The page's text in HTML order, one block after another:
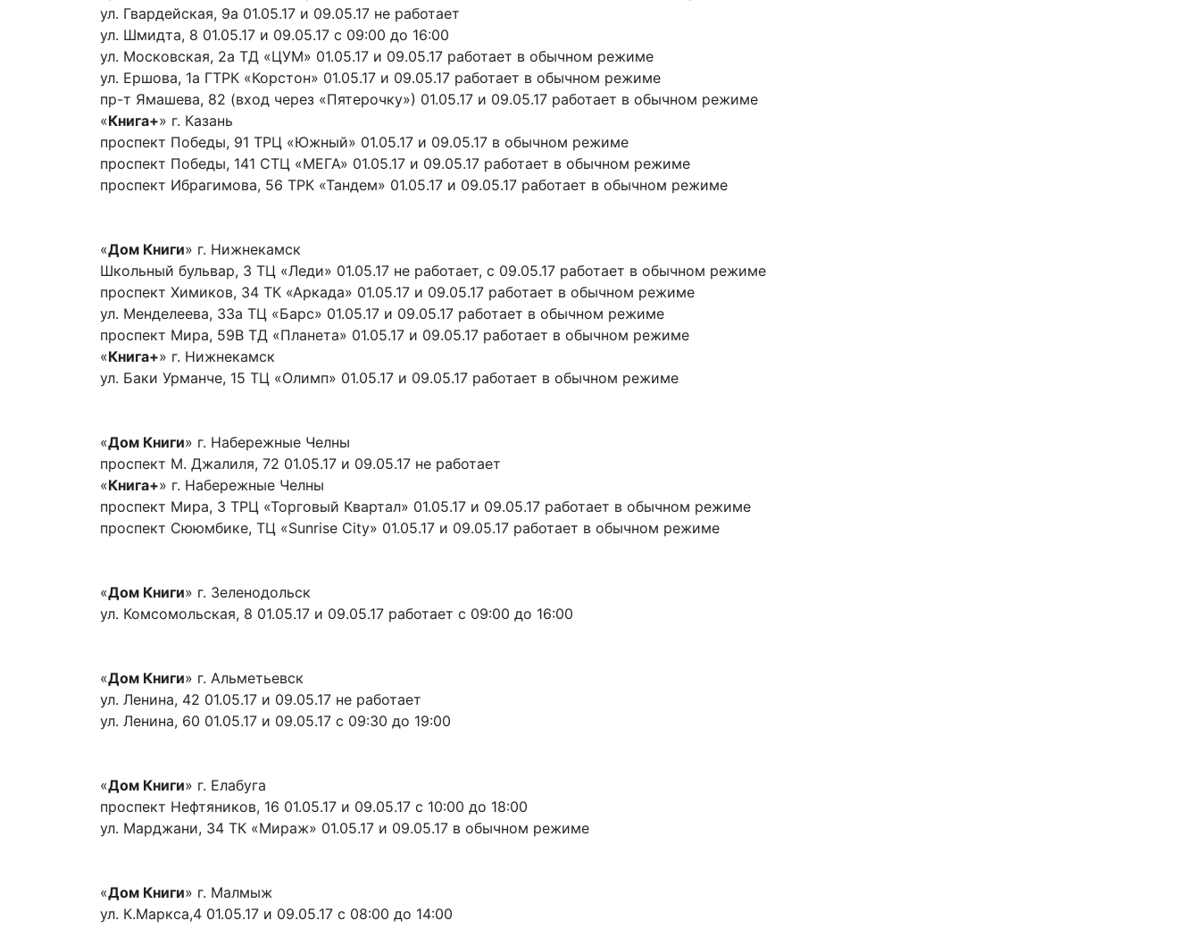
ул. Гвардейская, 9а 01.05.17 и 09.05.17 не работает
ул. Шмидта, 8 01.05.17 и 09.05.17 с 09:00 до 16:00
ул. Московская, 2а ТД «ЦУМ» 01.05.17 и 09.05.17 работает в обычном режиме
ул. Ершова, 1а ГТРК «Корстон» 01.05.17 и 09.05.17 работает в обычном режиме
пр-т Ямашева, 82 (вход через «Пятерочку») 01.05.17 и 09.05.17 работает в обычном режиме
«Книга+» г. Казань
проспект Победы, 91 ТРЦ «Южный» 01.05.17 и 09.05.17 в обычном режиме
проспект Победы, 141 СТЦ «МЕГА» 01.05.17 и 09.05.17 работает в обычном режиме
проспект Ибрагимова, 56 ТРК «Тандем» 01.05.17 и 09.05.17 работает в обычном режиме
«Дом Книги» г. Нижнекамск
Школьный бульвар, 3 ТЦ «Леди» 01.05.17 не работает, с 09.05.17 работает в обычном режиме
проспект Химиков, 34 ТК «Аркада» 01.05.17 и 09.05.17 работает в обычном режиме
ул. Менделеева, 33а ТЦ «Барс» 01.05.17 и 09.05.17 работает в обычном режиме
проспект Мира, 59В ТД «Планета» 01.05.17 и 09.05.17 работает в обычном режиме
«Книга+» г. Нижнекамск
ул. Баки Урманче, 15 ТЦ «Олимп» 01.05.17 и 09.05.17 работает в обычном режиме
«Дом Книги» г. Набережные Челны
проспект М. Джалиля, 72 01.05.17 и 09.05.17 не работает
«Книга+» г. Набережные Челны
проспект Мира, 3 ТРЦ «Торговый Квартал» 01.05.17 и 09.05.17 работает в обычном режиме
проспект Сююмбике, ТЦ «Sunrise City» 01.05.17 и 09.05.17 работает в обычном режиме
«Дом Книги» г. Зеленодольск
ул. Комсомольская, 8 01.05.17 и 09.05.17 работает с 09:00 до 16:00
«Дом Книги» г. Альметьевск
ул. Ленина, 42 01.05.17 и 09.05.17 не работает
ул. Ленина, 60 01.05.17 и 09.05.17 с 09:30 до 19:00
«Дом Книги» г. Елабуга
проспект Нефтяников, 16 01.05.17 и 09.05.17 с 10:00 до 18:00
ул. Марджани, 34 ТК «Мираж» 01.05.17 и 09.05.17 в обычном режиме
«Дом Книги» г. Малмыж
ул. К.Маркса,4 01.05.17 и 09.05.17 с 08:00 до 14:00